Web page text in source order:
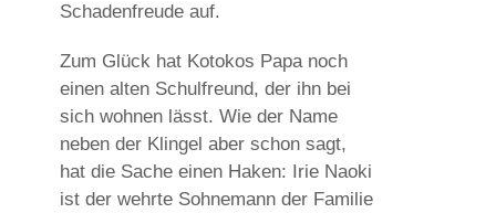
Schadenfreude auf.
Zum Glück hat Kotokos Papa noch
einen alten Schulfreund, der ihn bei
sich wohnen lässt. Wie der Name
neben der Klingel aber schon sagt,
hat die Sache einen Haken: Irie Naoki
ist der wehrte Sohnemann der Familie